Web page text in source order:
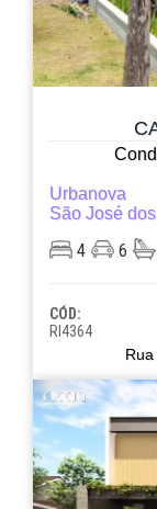
Urbanova
São José
4 6
CÓD:
RI4364